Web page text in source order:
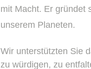
mit Macht. Er gründet
unserem Planeten.
​Wir unterstützten Sie
zu würdigen, zu